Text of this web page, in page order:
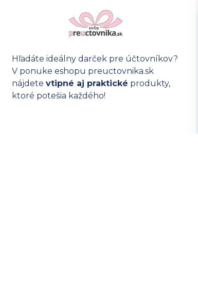
Hľadáte ideálny darček pre účtovníkov?
V ponuke eshopu preuctovnika.sk
nájdetevtipné aj praktické produkty,
ktoré potešia každého!